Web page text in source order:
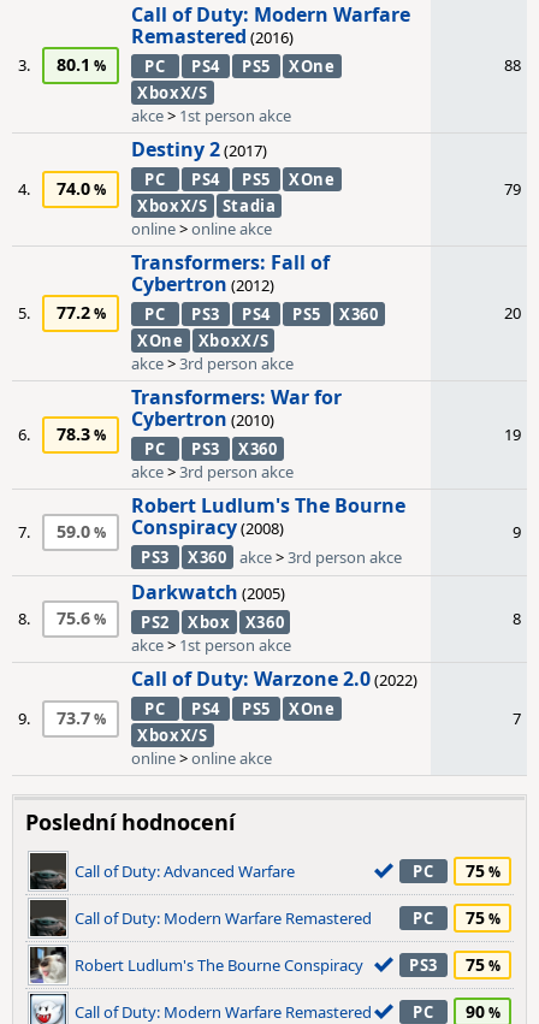
3. 80.1
Call of Duty: Modern Warfare
Remastered (2016)
PC
PS4 PS5
XOne
XboxX/S
akce> 1st person akce
88
4. 74.0
Destiny 2(2017)
PC
PS4 PS5
XOne
XboxX/S
Stadia
online>online akce
79
5. 77.2
Transformers: Fall of
Cybertron (2012)
PC
PS3 PS4 PS5
X360
XOne
XboxX/S
akce>3rd person akce
20
6. 78.3
Transformers: War for
Cybertron (2010)
PC
PS3
X360
akce>3rd person akce
19
7. 59.0
Robert Ludlum's The Bourne
Conspiracy(2008)
PS3
X360 akce>3rd person akce
9
8. 75.6
Darkwatch (2005)
PS2
Xbox
X360
akce> 1st person akce
8
9. 73.7
Call of Duty: Warzone 2.0(2022)
PC
PS4 PS5
XOne
XboxX/S
online>online akce
7
Poslední hodnocení
Call of Duty: Advanced Warfare PC 75
Call of Duty: Modern Warfare Remastered PC 75
Robert Ludlum's The Bourne Conspiracy PS3 75
Call of Duty: Modern Warfare Remastered PC 90